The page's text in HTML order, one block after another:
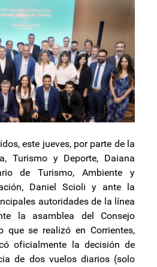
este jueves, por parte de la
Turismo y Deporte, Daiana
de Turismo, Ambiente y
Daniel Scioli y ante la
autoridades de la línea
la asamblea del Consejo
que se realizó en Corrientes,
oficialmente la decisión de
de dos vuelos diarios (solo